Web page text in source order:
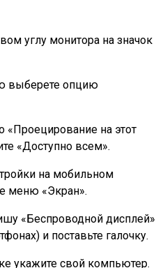
углу монитора на значок
выберете опцию
«Проецирование на этот
«Доступно всем».
на мобильном
меню «Экран».
«Беспроводной дисплей»
и поставьте галочку.
укажите свой компьютер.